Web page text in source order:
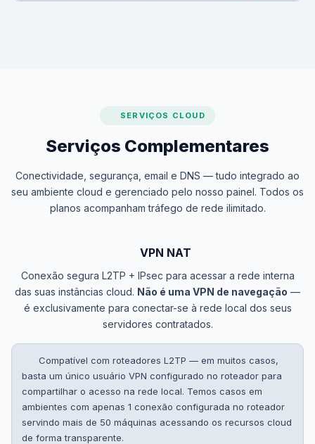
SERVIÇOS CLOUD
Serviços Complementares
Conectividade, segurança, email e DNS — tudo integrado ao
seu ambiente cloud e gerenciado pelo nosso painel. Todos os
planos acompanham tráfego de rede ilimitado.
VPN NAT
Conexão segura L2TP + IPsec para acessar a rede interna
das suas instâncias cloud. Não é uma VPN de navegação —
é exclusivamente para conectar-se à rede local dos seus
servidores contratados.
Compatível com roteadores L2TP — em muitos casos,
basta um único usuário VPN configurado no roteador para
compartilhar o acesso na rede local. Temos casos em
ambientes com apenas 1 conexão configurada no roteador
servindo mais de 50 máquinas acessando os recursos cloud
de forma transparente.